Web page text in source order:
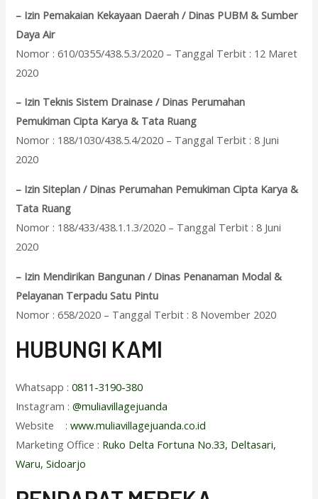
– Izin Pemakaian Kekayaan Daerah / Dinas PUBM & Sumber
Daya Air
Nomor : 610/0355/438.5.3/2020 – Tanggal Terbit : 12 Maret
2020
– Izin Teknis Sistem Drainase / Dinas Perumahan
Pemukiman Cipta Karya & Tata Ruang
Nomor : 188/1030/438.5.4/2020 – Tanggal Terbit : 8 Juni
2020
– Izin Siteplan / Dinas Perumahan Pemukiman Cipta Karya &
Tata Ruang
Nomor : 188/433/438.1.1.3/2020 – Tanggal Terbit : 8 Juni
2020
– Izin Mendirikan Bangunan / Dinas Penanaman Modal &
Pelayanan Terpadu Satu Pintu
Nomor : 658/2020 – Tanggal Terbit : 8 November 2020
HUBUNGI KAMI
Whatsapp :0811-3190-380
Instagram :@muliavillagejuanda
Website :www.muliavillagejuanda.co.id
Marketing Office : Ruko Delta Fortuna No.33, Deltasari,
Waru, Sidoarjo